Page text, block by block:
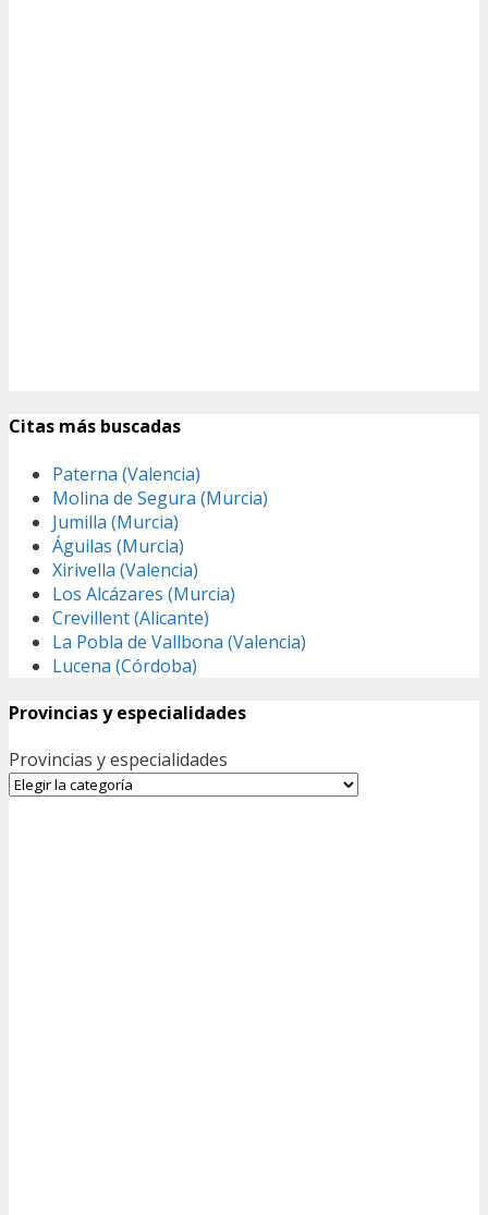
Citas más buscadas
Paterna (Valencia)
Molina de Segura (Murcia)
Jumilla (Murcia)
Águilas (Murcia)
Xirivella (Valencia)
Los Alcázares (Murcia)
Crevillent (Alicante)
La Pobla de Vallbona (Valencia)
Lucena (Córdoba)
Provincias y especialidades
Provincias y especialidades